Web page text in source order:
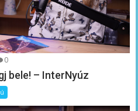
0
bele! – InterNyúz